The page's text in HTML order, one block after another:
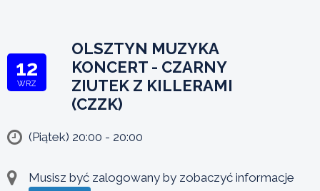
12
WRZ
OLSZTYN MUZYKA
KONCERT - CZARNY
ZIUTEK Z KILLERAMI
(CZZK)
(Piątek) 20:00 - 20:00
Musisz być zalogowany by zobaczyć informacje